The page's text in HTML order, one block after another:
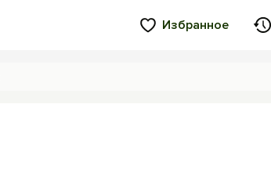
Избранное